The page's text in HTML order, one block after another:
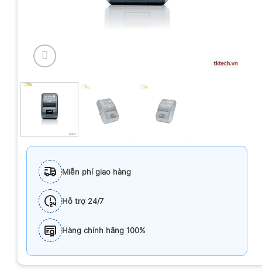
Miễn phí giao hàng
Hỗ trợ 24/7
Hàng chính hãng 100%